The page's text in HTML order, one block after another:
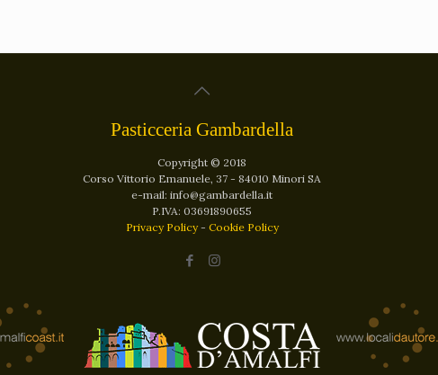
Pasticceria Gambardella
Copyright © 2018
Corso Vittorio Emanuele, 37 - 84010 Minori SA
e-mail: info@gambardella.it
P.IVA: 03691890655
Privacy Policy- Cookie Policy